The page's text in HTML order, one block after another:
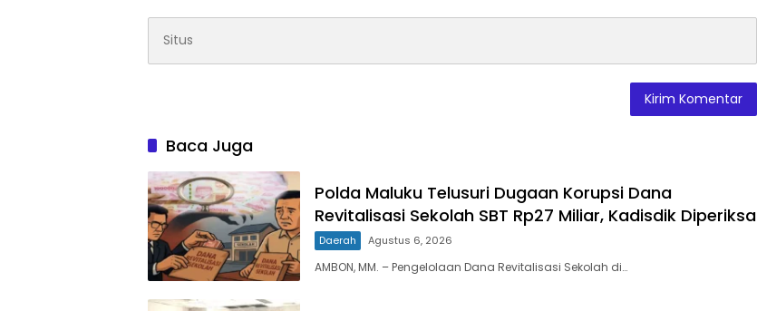
Baca Juga
Polda Maluku Telusuri Dugaan Korupsi Dana
Revitalisasi Sekolah SBT Rp27 Miliar, Kadisdik Diperiksa
Daerah Agustus 6, 2026
AMBON, MM. – Pengelolaan Dana Revitalisasi Sekolah di…